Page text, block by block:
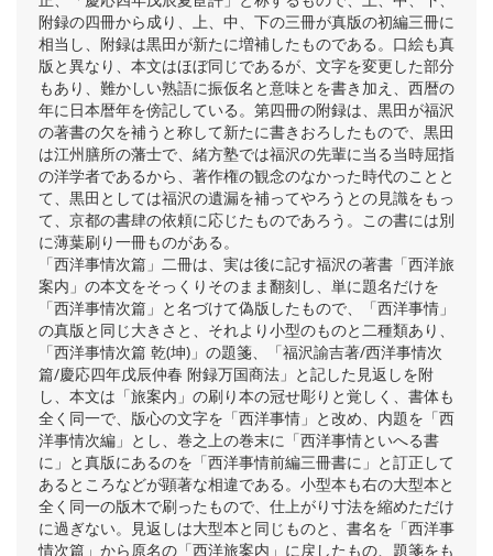
附録の四冊から成り、上、中、下の三冊が真版の初編三冊に
相当し、附録は黒田が新たに増補したものである。口絵も真
版と異なり、本文はほぼ同じであるが、文字を変更した部分
もあり、難かしい熟語に振仮名と意味とを書き加え、西暦の
年に日本暦年を傍記している。第四冊の附録は、黒田が福沢
の著書の欠を補うと称して新たに書きおろしたもので、黒田
は江州膳所の藩士で、緒方塾では福沢の先輩に当る当時屈指
の洋学者であるから、著作権の観念のなかった時代のことと
て、黒田としては福沢の遺漏を補ってやろうとの見識をもっ
て、京都の書肆の依頼に応じたものであろう。この書には別
に薄葉刷り一冊ものがある。
「西洋事情次篇」二冊は、実は後に記す福沢の著書「西洋旅
案内」の本文をそっくりそのまま翻刻し、単に題名だけを
「西洋事情次篇」と名づけて偽版したもので、「西洋事情」
の真版と同じ大きさと、それより小型のものと二種類あり、
「西洋事情次篇 乾(坤)」の題箋、「福沢諭吉著/西洋事情次
篇/慶応四年戊辰仲春 附録万国商法」と記した見返しを附
し、本文は「旅案内」の刷り本の冠せ彫りと覚しく、書体も
全く同一で、版心の文字を「西洋事情」と改め、内題を「西
洋事情次編」とし、巻之上の巻末に「西洋事情といへる書
に」と真版にあるのを「西洋事情前編三冊書に」と訂正して
あるところなどが顕著な相違である。小型本も右の大型本と
全く同一の版木で刷ったもので、仕上がり寸法を縮めただけ
に過ぎない。見返しは大型本と同じものと、書名を「西洋事
情次篇」から原名の「西洋旅案内」に戻したもの、題箋をも